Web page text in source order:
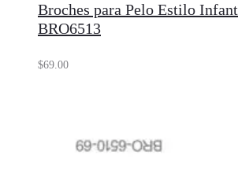
Broches para Pelo Estilo
BRO6513
$69.00